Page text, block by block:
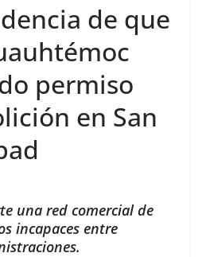
de que
permiso
en San
una red comercial de
incapaces entre